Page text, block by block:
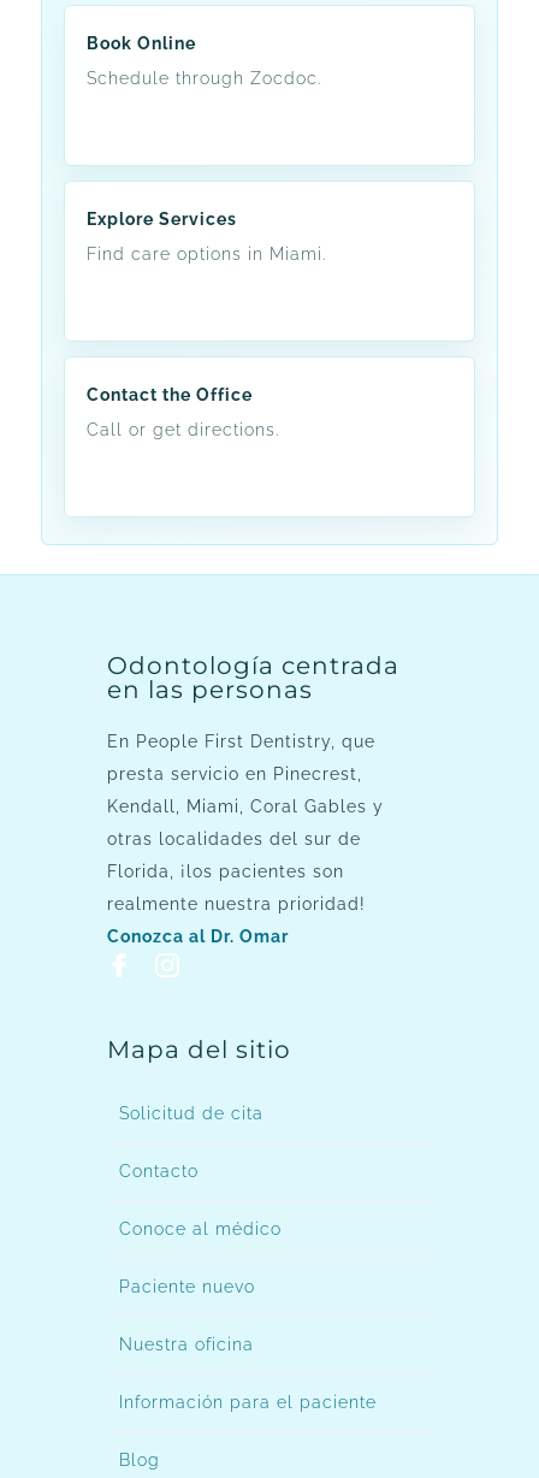
Book Online
Schedule through Zocdoc.
Explore Services
Find care options in Miami.
Contact the Office
Call or get directions.
Odontología centrada
en las personas
En People First Dentistry, que
presta servicio en Pinecrest,
Kendall, Miami, Coral Gables y
otras localidades del sur de
Florida, ¡los pacientes son
realmente nuestra prioridad!
Conozca al Dr. Omar
Mapa del sitio
Solicitud de cita
Contacto
Conoce al médico
Paciente nuevo
Nuestra oficina
Información para el paciente
Blog